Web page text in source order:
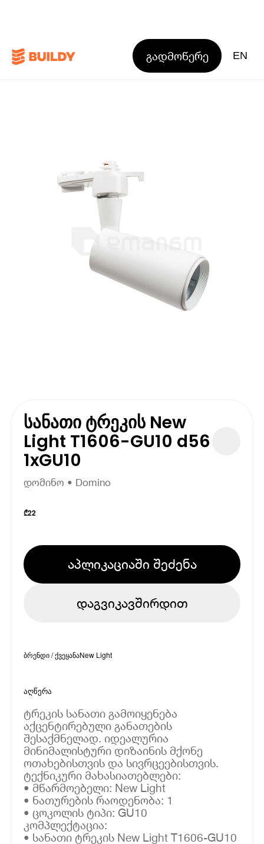
გადმოწერე EN
სანათი ტრეკის New
Light T1606-GU10 d56
1xGU10
დომინო • Domino
₾22
აპლიკაციაში შეძენა
დაგვიკავშირდით
ბრენდი / ქვეყანაNew Light
აღწერა
ტრეკის სანათი გამოიყენება
აქცენტირებული განათების
შესაქმნელად. იდეალურია
მინიმალისტური დიზაინის მქონე
ოთახებისთვის და სივრცეებისთვის.
ტექნიკური მახასიათებლები:
• მწარმოებელი: New Light
• ნათურების რაოდენობა: 1
• ცოკოლის ტიპი: GU10
კომპლექტაცია:
• სანათი ტრეკის New Light T1606-GU10